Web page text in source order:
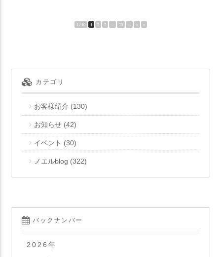
1 / 10 1 2 3 10 > »
カテゴリ
お客様紹介 (130)
お知らせ(42)
イベント (30)
ノエルblog (322)
バックナンバー
2026 年